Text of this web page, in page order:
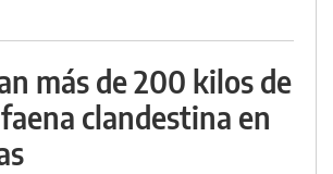
más de 200 kilos de
clandestina en